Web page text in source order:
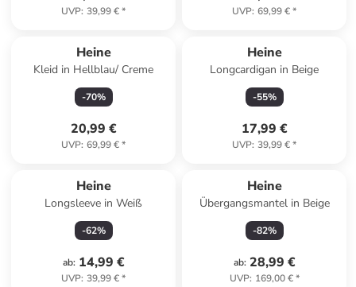
UVP: 39,99 €* UVP: 69,99 €*
Heine
Kleid in Hellblau/ Creme
-70%
20,99 €
UVP: 69,99 €*
Heine
Longcardigan in Beige
-55%
17,99 €
UVP: 39,99 €*
Heine
Longsleeve in Weiß
-62%
ab: 14,99 €
UVP: 39,99 €*
Heine
Übergangsmantel in Beige
-82%
ab: 28,99 €
UVP: 169,00 €*